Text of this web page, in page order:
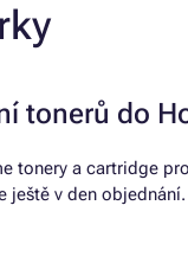
tonerů do
tonery a cartridge
ještě v den objednání.